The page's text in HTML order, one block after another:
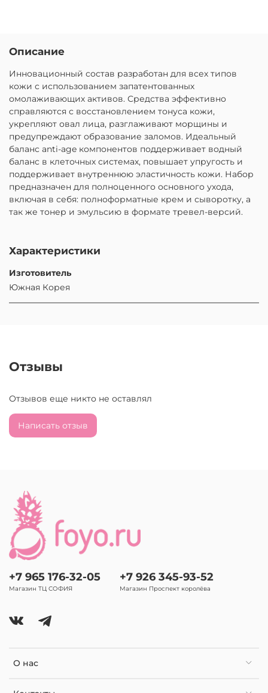
Описание
Инновационный состав разработан для всех типов
кожи с использованием запатентованных
омолаживающих активов. Средства эффективно
справляются с восстановлением тонуса кожи,
укрепляют овал лица, разглаживают морщины и
предупреждают образование заломов. Идеальный
баланс anti-age компонентов поддерживает водный
баланс в клеточных системах, повышает упругость и
поддерживает внутреннюю эластичность кожи. Набор
предназначен для полноценного основного ухода,
включая в себя: полноформатные крем и сыворотку, а
так же тонер и эмульсию в формате тревел-версий.
Характеристики
Изготовитель
Южная Корея
Отзывы
Отзывов еще никто не оставлял
Написать отзыв
О нас
+7 965 176-32-05
Магазин ТЦ СОФИЯ
+7 926 345-93-52
Магазин Проспект королёва